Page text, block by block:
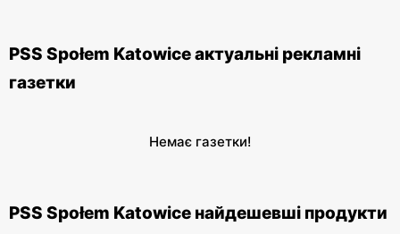
PSS Społem Katowice актуальні рекламні
газетки
Немає газетки!
PSS Społem Katowice найдешевші продукти